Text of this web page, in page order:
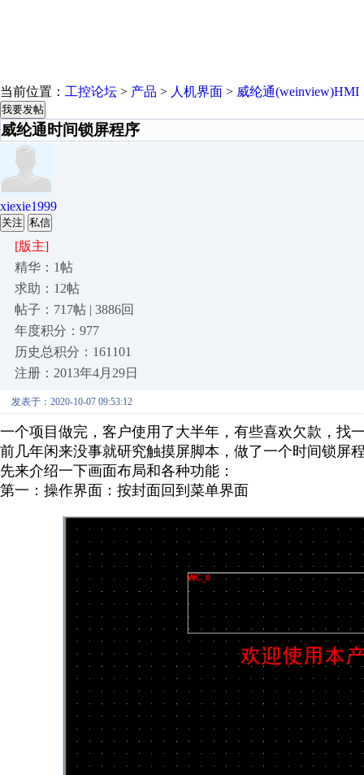
当前位置： 工控论坛 > 产品 > 人机界面 > 威纶通(weinview)HMI
我要发帖
威纶通时间锁屏程序
xiexie1999
关注 私信
[版主]
精华：1帖
求助：12帖
帖子：717帖 | 3886回
年度积分：977
历史总积分：161101
注册：2013年4月29日
发表于：2020-10-07 09:53:12
一个项目做完，客户使用了大半年，有些喜欢欠款，找
前几年闲来没事就研究触摸屏脚本，做了一个时间锁屏
先来介绍一下画面布局和各种功能：
第一：操作界面：按封面回到菜单界面